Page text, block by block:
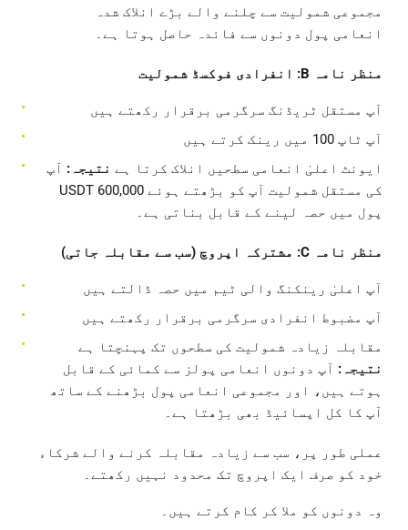
مجموعی شمولیت سے چلنے والے بڑے انلاک شدہ
انعامی پول دونوں سے فائدہ حاصل ہوتا ہے۔
منظر نامہ B: انفرادی فوکسڈ شمولیت
آپ مستقل ٹریڈنگ سرگرمی برقرار رکھتے ہیں
آپ ٹاپ 100 میں رینک کرتے ہیں
ایونٹ اعلیٰ انعامی سطحیں انلاک کرتا ہے نتیجہ: آپ
کی مستقل شمولیت آپ کو بڑھتے ہوئے 600,000 USDT
پول میں حصہ لینے کے قابل بناتی ہے۔
منظر نامہ C: مشترکہ اپروچ (سب سے مقابلہ جاتی)
آپ اعلیٰ رینکنگ والی ٹیم میں حصہ ڈالتے ہیں
آپ مضبوط انفرادی سرگرمی برقرار رکھتے ہیں
مقابلہ زیادہ شمولیت کی سطحوں تک پہنچتا ہے
نتیجہ: آپ دونوں انعامی پولز سے کمائی کے قابل
ہوتے ہیں، اور مجموعی انعامی پول بڑھنے کے ساتھ
آپ کا کل اپسائیڈ بھی بڑھتا ہے۔
عملی طور پر، سب سے زیادہ مقابلہ کرنے والے شرکاء
خود کو صرف ایک اپروچ تک محدود نہیں رکھتے۔
وہ دونوں کو ملا کر کام کرتے ہیں۔